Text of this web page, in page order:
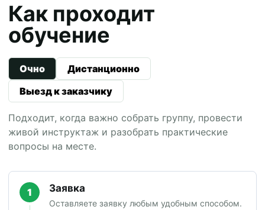
Как проходит
обучение
Очно
Дистанционно
Выезд к заказчику
Подходит, когда важно собрать группу, провести
живой инструктаж и разобрать практические
вопросы на месте.
1 Заявка
Оставляете заявку любым удобным способом.